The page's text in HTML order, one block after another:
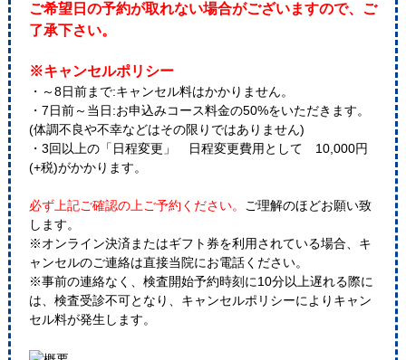
ご希望日の予約が取れない場合がございますので、ご
了承下さい。
※キャンセルポリシー
・～8日前まで:キャンセル料はかかりません。
・7日前～当日:お申込みコース料金の50%をいただきます。
(体調不良や不幸などはその限りではありません)
・3回以上の「日程変更」 日程変更費用として 10,000円
(+税)がかかります。
必ず上記ご確認の上ご予約ください。 ご理解のほどお願い致
します。
※オンライン決済またはギフト券を利用されている場合、キ
ャンセルのご連絡は直接当院にお電話ください。
※事前の連絡なく、検査開始予約時刻に10分以上遅れる際に
は、検査受診不可となり、キャンセルポリシーによりキャン
セル料が発生します。